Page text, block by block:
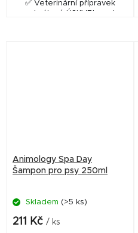
✅ Veterinární přípravek
schválený ÚSKVBL pod
Animology Spa Day
Šampon pro psy 250ml
Skladem (>5 ks)
211 Kč / ks